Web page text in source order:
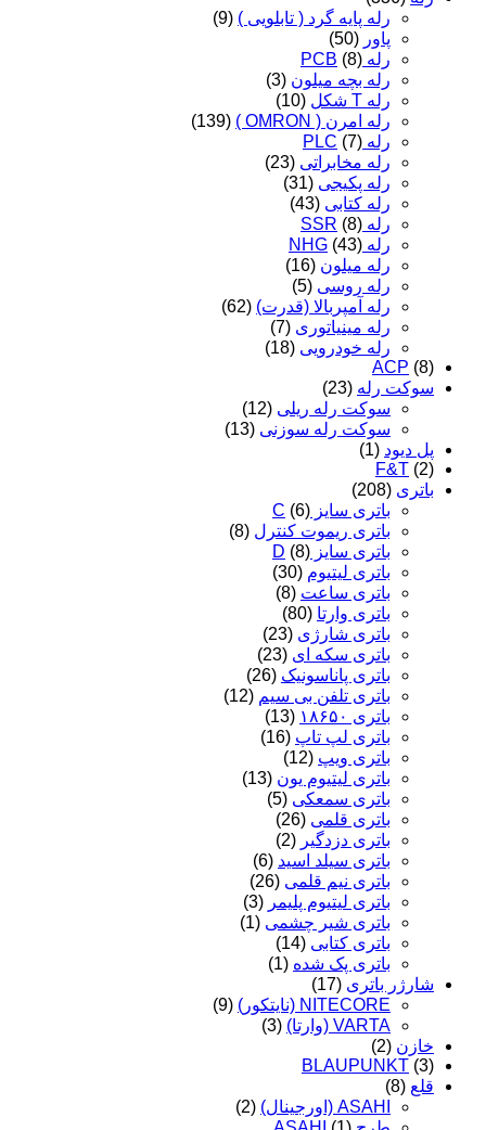
رله پایه گرد ( تابلویی ) (9)
پاور (50)
رله PCB (8)
رله بچه میلون (3)
رله T شکل
(10)
رله امرن ( OMRON )
(139)
رله PLC (7)
رله مخابراتی (23)
رله پکیجی (31)
رله کتابی (43)
رله SSR (8)
رله NHG (43)
رله میلون (16)
رله روسی (5)
رله آمپربالا (قدرت) (62)
رله مینیاتوری (7)
رله خودرویی (18)
ACP (8)
سوکت رله (23)
سوکت رله ریلی (12)
سوکت رله سوزنی (13)
پل دیود (1)
F&T (2)
باتری (208)
باتری سایز C (6)
باتری ریموت کنترل (8)
باتری سایز D (8)
باتری لیتیوم (30)
باتری ساعت (8)
باتری وارتا (80)
باتری شارژی (23)
باتری سکه ای (23)
باتری پاناسونیک (26)
باتری تلفن بی سیم (12)
باتری ۱۸۶۵۰
(13)
باتری لپ تاپ (16)
باتری ویپ (12)
باتری لیتیوم یون (13)
باتری سمعکی (5)
باتری قلمی (26)
باتری دزدگیر (2)
باتری سیلد اسید (6)
باتری نیم قلمی (26)
باتری لیتیوم پلیمر (3)
باتری شیر چشمی (1)
باتری کتابی (14)
باتری پک شده (1)
شارژر باتری (17)
NITECORE (نایتکور)
(9)
VARTA (وارتا)
(3)
خازن (2)
BLAUPUNKT (3)
قلع (8)
ASAHI (اورجینال)
(2)